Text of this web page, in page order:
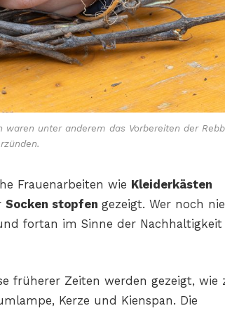
unter anderem das Vorbereiten der
Frauenarbeiten wie Kleiderkästen
Socken stopfen gezeigt. Wer noch nie
fortan im Sinne der Nachhaltigkeit
früherer Zeiten werden gezeigt, wie
Kerze und Kienspan. Die